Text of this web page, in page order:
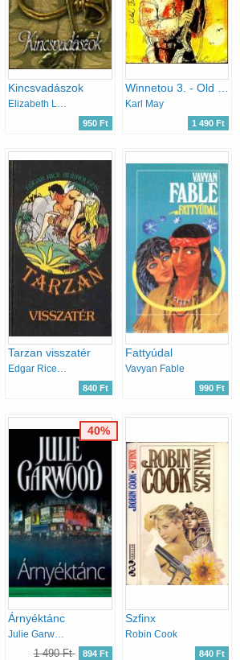
Kincsvadászok
950 Ft
Karl May
1 490 Ft
Tarzan visszatér
Edgar Rice Burroughs
840 Ft
Fattyúdal
Vavyan Fable
990 Ft
Árnyéktánc
Julie Garwood
1 490 Ft 894 Ft
40%
Szfinx
Robin Cook
840 Ft